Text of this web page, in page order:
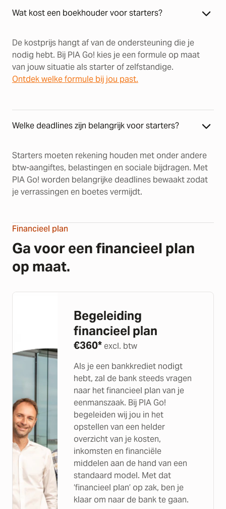
Wat kost een boekhouder voor starters?
De kostprijs hangt af van de ondersteuning die je
nodig hebt. Bij PIA Go! kies je een formule op maat
van jouw situatie als starter of zelfstandige.
Ontdek welke formule bij jou past.
Welke deadlines zijn belangrijk voor starters?
Starters moeten rekening houden met onder andere
btw-aangiftes, belastingen en sociale bijdragen. Met
PIA Go! worden belangrijke deadlines bewaakt zodat
je verrassingen en boetes vermijdt.
Financieel plan
Ga voor een financieel plan
op maat.
Begeleiding
financieel plan
€360*excl. btw
Als je een bankkrediet nodigt
hebt, zal de bank steeds vragen
naar het financieel plan van je
eenmanszaak. Bij PIA Go!
begeleiden wij jou in het
opstellen van een helder
overzicht van je kosten,
inkomsten en financiële
middelen aan de hand van een
standaard model. Met dat
‘financieel plan’ op zak, ben je
klaar om naar de bank te gaan.